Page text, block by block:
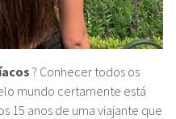
? Conhecer todos os
mundo certamente está
15 anos de uma viajante que